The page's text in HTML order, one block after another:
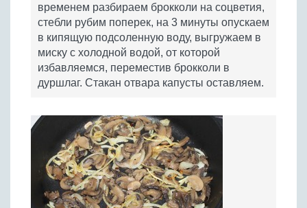
временем разбираем брокколи на соцветия,
стебли рубим поперек, на 3 минуты опускаем
в кипящую подсоленную воду, выгружаем в
миску с холодной водой, от которой
избавляемся, переместив брокколи в
дуршлаг. Стакан отвара капусты оставляем.